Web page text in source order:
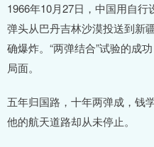
1966年10月27日，中国用自行
弹头从巴丹吉林沙漠投送到新
确爆炸。“两弹结合”试验的成
局面。
五年归国路，十年两弹成，钱
他的航天道路却从未停止。